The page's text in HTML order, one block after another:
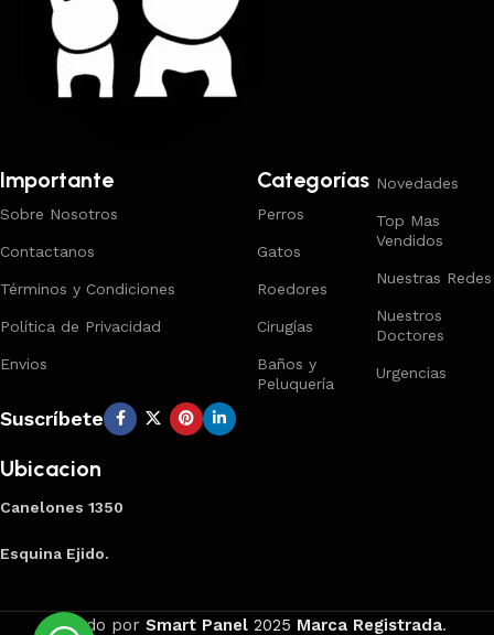
Importante
Sobre Nosotros
Contactanos
Términos y Condiciones
Política de Privacidad
Envios
Categorías
Perros
Gatos
Roedores
Cirugías
Baños y
Peluquería
Novedades
Top Mas
Vendidos
Nuestras Redes
Nuestros
Doctores
Urgencias
Suscríbete
Ubicacion
Canelones 1350
Esquina Ejido.
Creado por Smart Panel 2025 Marca Registrada.